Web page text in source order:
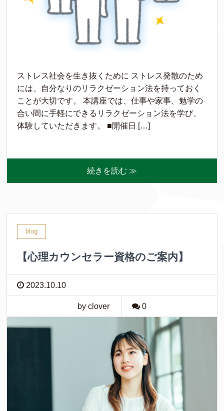
ストレス社会を生き抜くために ストレス発散のため
には、自分なりのリラクゼーション法を持っておく
ことが大切です。 本講座では、仕事や家事、勉学の
合い間に手軽にできるリラクゼーション法を学び、
体験していただきます。 ■開催日 […]
続きを読む ≫
blog
【心理カウンセラー資格のご案内】
2023.10.10
by clover 0